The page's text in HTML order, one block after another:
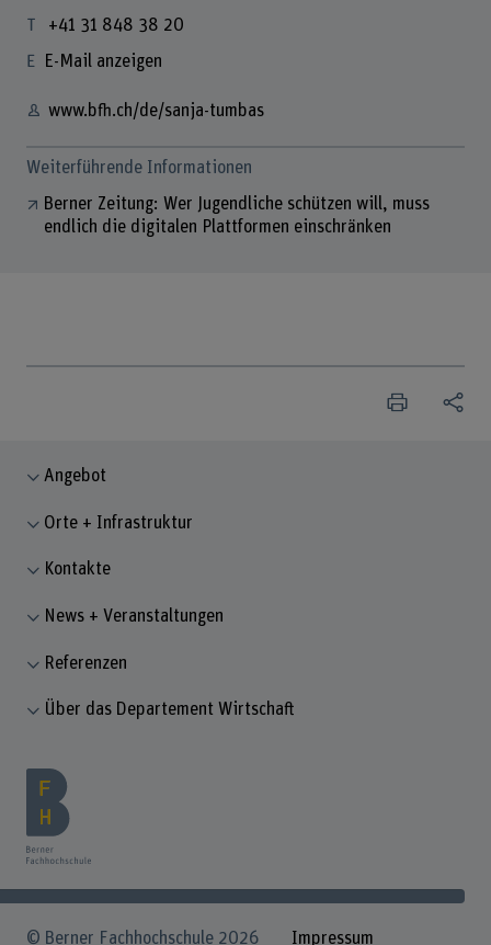
+41 31 848 38 20
E-Mail anzeigen
www.bfh.ch/de/sanja-tumbas
Weiterführende Informationen
Berner Zeitung: Wer Jugendliche schützen will, muss
endlich die digitalen Plattformen einschränken
Angebot
Orte + Infrastruktur
Kontakte
News + Veranstaltungen
Referenzen
Über das Departement Wirtschaft
© Berner Fachhochschule 2026 Impressum